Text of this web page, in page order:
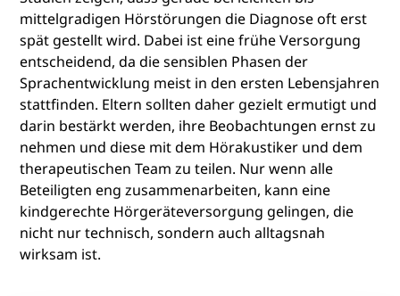
mittelgradigen Hörstörungen die Diagnose oft erst
spät gestellt wird. Dabei ist eine frühe Versorgung
entscheidend, da die sensiblen Phasen der
Sprachentwicklung meist in den ersten Lebensjahren
stattfinden. Eltern sollten daher gezielt ermutigt und
darin bestärkt werden, ihre Beobachtungen ernst zu
nehmen und diese mit dem Hörakustiker und dem
therapeutischen Team zu teilen. Nur wenn alle
Beteiligten eng zusammenarbeiten, kann eine
kindgerechte Hörgeräteversorgung gelingen, die
nicht nur technisch, sondern auch alltagsnah
wirksam ist.